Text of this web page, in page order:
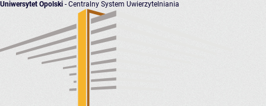
Uniwersytet Opolski - Centralny System Uwierzytelniania